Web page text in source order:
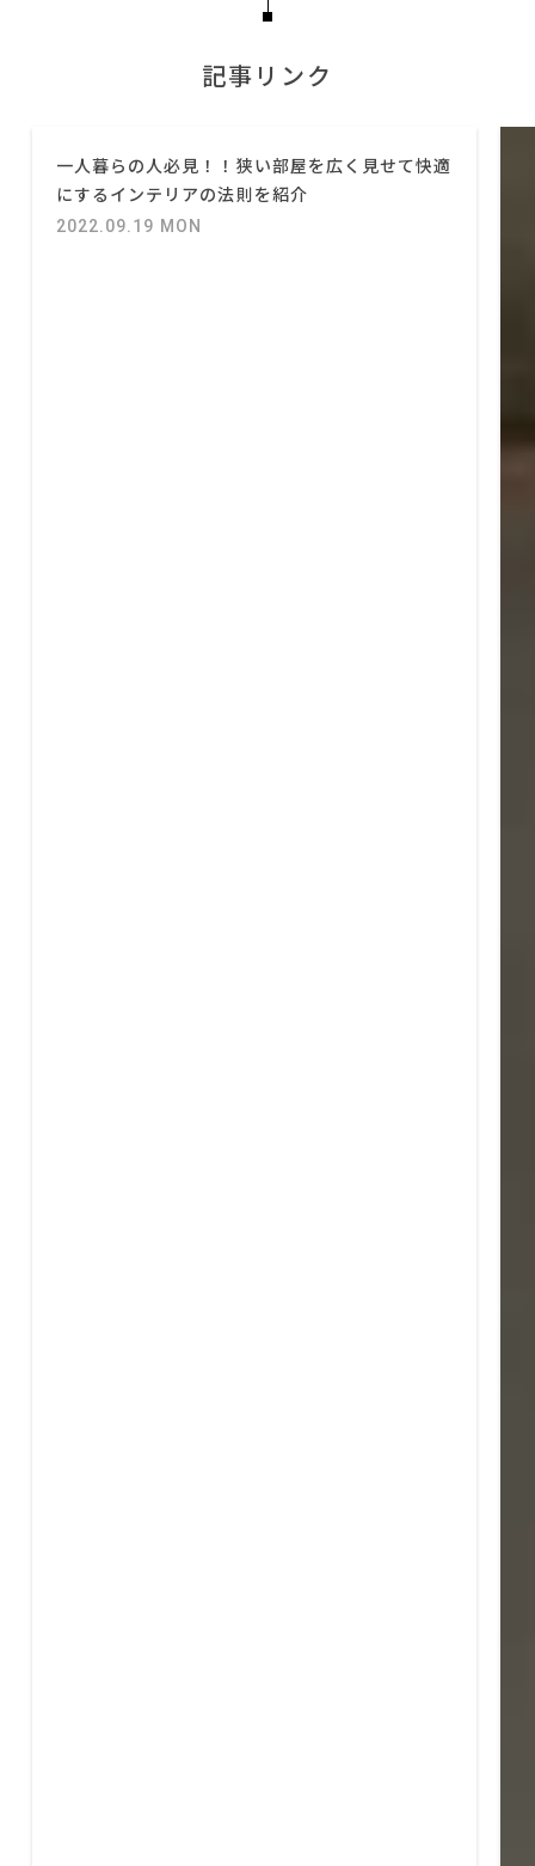
記事リンク
一人暮らの人必見！！狭い部屋を広く見せて快適
にするインテリアの法則を紹介
2022.09.19 MON